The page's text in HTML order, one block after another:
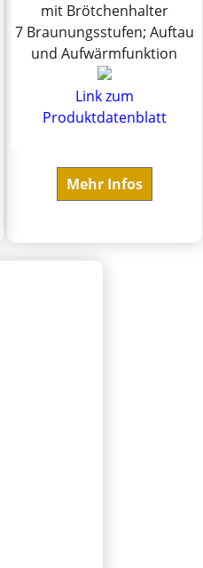
mit Brötchenhalter
7 Braunungsstufen; Auftau
und Aufwärmfunktion
Link zum
Produktdatenblatt
Mehr Infos